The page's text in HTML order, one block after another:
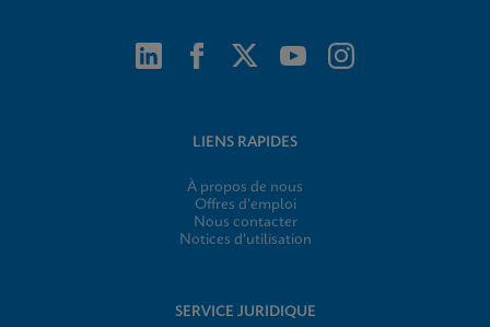
LIENS RAPIDES
À propos de nous
Offres d'emploi
Nous contacter
Notices d'utilisation
SERVICE JURIDIQUE